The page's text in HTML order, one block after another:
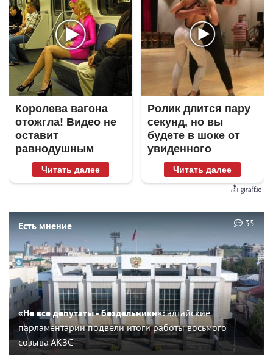
Королева вагона
отожгла! Видео не
оставит
равнодушным
Читать далее
Ролик длится пару
секунд, но вы
будете в шоке от
увиденного
Читать далее
Есть мнение
«Не все депутаты - бездельники»:алтайские
парламентарии подвели итоги работы восьмого
созыва АКЗС
35